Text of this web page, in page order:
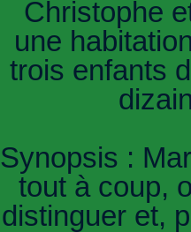
Christophe
une
trois enfants
Synopsis :
tout à coup,
distinguer et,